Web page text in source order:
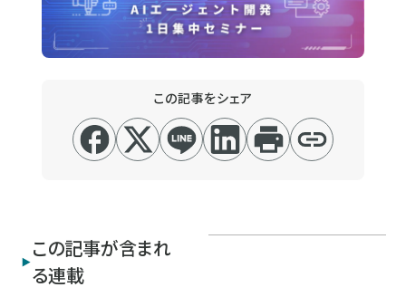
この記事をシェア
この記事が含まれ
る連載